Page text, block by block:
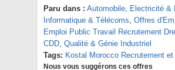
Paru dans : Automobile, Electricité &
Informatique & Télécoms, Offres
Emploi Public Travail Recrutement
CDD, Qualité & Génie Industriel
Tags: Kostal Morocco Recrutement et
Nous vous suggérons ces offres